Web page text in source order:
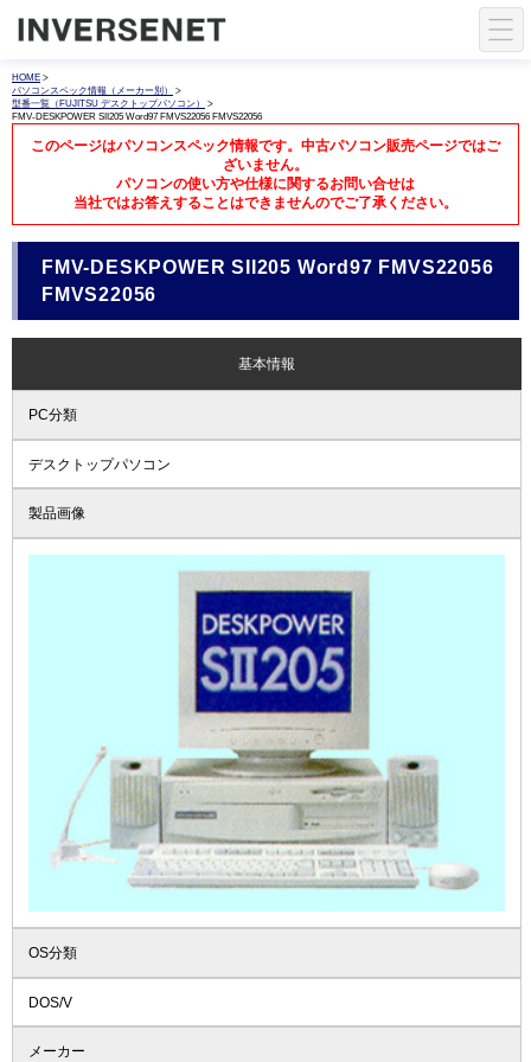
HOME >
パソコンスペック情報（メーカー別）
>
型番一覧（FUJITSU デスクトップパソコン）
>
FMV-DESKPOWER SII205 Word97 FMVS22056 FMVS22056
このページはパソコンスペック情報です。中古パソコン販売ページではご
ざいません。
パソコンの使い方や仕様に関するお問い合せは
当社ではお答えすることはできませんのでご了承ください。
FMV-DESKPOWER SII205 Word97 FMVS22056
FMVS22056
基本情報
PC分類
デスクトップパソコン
製品画像
OS分類
DOS/V
メーカー